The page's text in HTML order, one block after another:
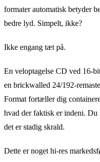
formater automatisk betyder
bedre lyd. Simpelt, ikke?
Ikke engang tæt på.
En veloptagelse CD ved 16-
en brickwalled 24/192-
Format fortæller dig
hvad der faktisk er indeni.
det er stadig skrald.
Dette er noget hi-res